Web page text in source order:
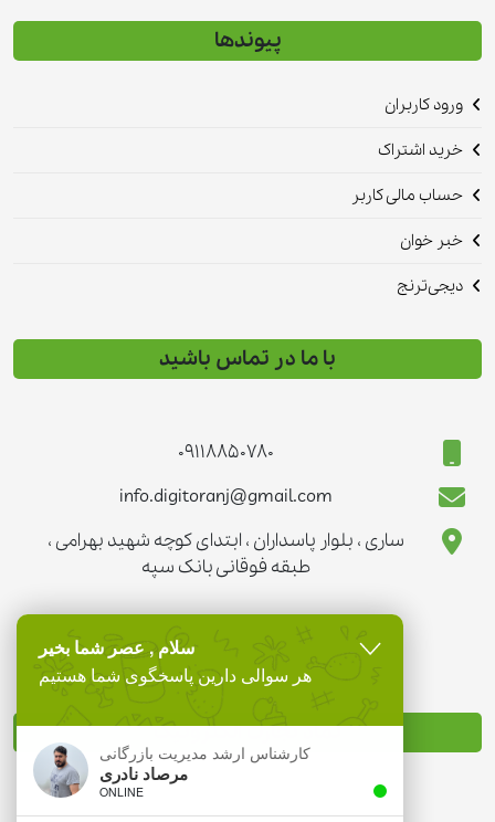
پیوندها
ورود کاربران
خرید اشتراک
حساب مالی کاربر
خبر خوان
دیجی‌ترنج
با ما در تماس باشید
09118850780
info.digitoranj@gmail.com
ساری ، بلوار پاسداران ، ابتدای کوچه شهید بهرامی ،
طبقه فوقانی بانک سپه
نماد تجارت الکترونیک
سلام , عصر شما بخیر
هر سوالی دارین پاسخگوی شما هستیم
کارشناس ارشد مدیریت بازرگانی
مرصاد نادری
ONLINE